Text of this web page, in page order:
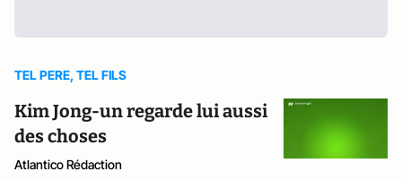
TEL PERE, TEL FILS
Kim Jong-un regarde lui aussi
des choses
Atlantico Rédaction